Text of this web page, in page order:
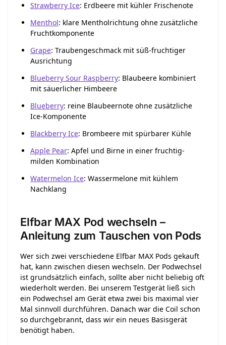
Strawberry Ice: Erdbeere mit kühler Frischenote
Menthol: klare Mentholrichtung ohne zusätzliche
Fruchtkomponente
Grape: Traubengeschmack mit süß-fruchtiger
Ausrichtung
Blueberry Sour Raspberry: Blaubeere kombiniert
mit säuerlicher Himbeere
Blueberry: reine Blaubeernote ohne zusätzliche
Ice-Komponente
Blackberry Ice: Brombeere mit spürbarer Kühle
Apple Pear: Apfel und Birne in einer fruchtig-
milden Kombination
Watermelon Ice: Wassermelone mit kühlem
Nachklang
Elfbar MAX Pod wechseln –
Anleitung zum Tauschen von Pods
Wer sich zwei verschiedene Elfbar MAX Pods gekauft
hat, kann zwischen diesen wechseln. Der Podwechsel
ist grundsätzlich einfach, sollte aber nicht beliebig oft
wiederholt werden. Bei unserem Testgerät ließ sich
ein Podwechsel am Gerät etwa zwei bis maximal vier
Mal sinnvoll durchführen. Danach war die Coil schon
so durchgebrannt, dass wir ein neues Basisgerät
benötigt haben.